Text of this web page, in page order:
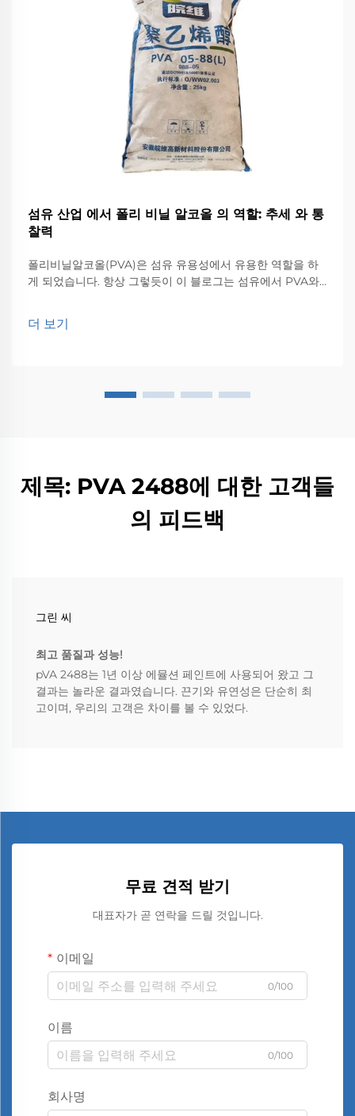
섬유 산업 에서 폴리 비닐 알코올 의 역할: 추세 와 통
찰력
폴리비닐알코올(PVA)은 섬유 유용성에서 유용한 역할을 하
게 되었습니다. 항상 그렇듯이 이 블로그는 섬유에서 PVA와
더 보기
제목: PVA 2488에 대한 고객들
의 피드백
그린 씨
최고 품질과 성능!
pVA 2488는 1년 이상 에뮬션 페인트에 사용되어 왔고 그
결과는 놀라운 결과였습니다. 끈기와 유연성은 단순히 최
고이며, 우리의 고객은 차이를 볼 수 있었다.
무료 견적 받기
대표자가 곧 연락을 드릴 것입니다.
이메일
0/100
이름
0/100
회사명